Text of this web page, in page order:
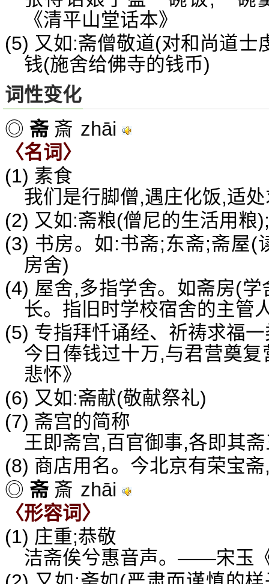
《清平山堂话本》
(5) 又如:斋僧敬道(对和尚道士
钱(施舍给佛寺的钱币)
词性变化
◎ 斋斎 zhāi
〈名词〉
(1) 素食
我们是行脚僧,遇庄化饭,适
(2) 又如:斋粮(僧尼的生活用粮
(3) 书房。如:书斋;东斋;斋屋(
房舍)
(4) 屋舍,多指学舍。如斋房(
长。指旧时学校宿舍的主管
(5) 专指拜忏诵经、祈祷求福
今日俸钱过十万,与君营奠
悲怀》
(6) 又如:斋献(敬献祭礼)
(7) 斋宫的简称
王即斋宫,百官御事,各即其
(8) 商店用名。今北京有荣宝
◎ 斋斎 zhāi
〈形容词〉
(1) 庄重;恭敬
洁斋俟兮惠音声。——宋玉